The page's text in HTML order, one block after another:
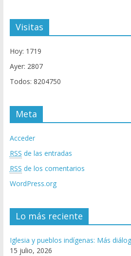
Visitas
Hoy: 1719
Ayer: 2807
Todos: 8204750
Meta
Acceder
RSS de las entradas
RSS de los comentarios
WordPress.org
Lo más reciente
Iglesia y pueblos indígenas: Más
15 julio, 2026